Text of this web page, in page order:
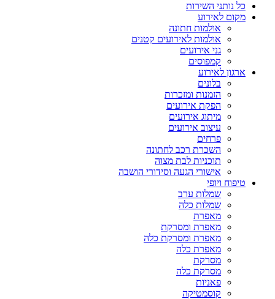
כל נותני השירות
מקום לאירוע
אולמות חתונה
אולמות לאירועים קטנים
גני אירועים
קמפוסים
ארגון לאירוע
בלונים
הזמנות ומזכרות
הפקת אירועים
מיתוג אירועים
עיצוב אירועים
פרחים
השכרת רכב לחתונה
תוכניות לבת מצוה
אישורי הגעה וסידורי הושבה
טיפוח ויופי
שמלות ערב
שמלות כלה
מאפרת
מאפרת ומסרקת
מאפרת ומסרקת כלה
מאפרת כלה
מסרקת
מסרקת כלה
פאניות
קוסמטיקה